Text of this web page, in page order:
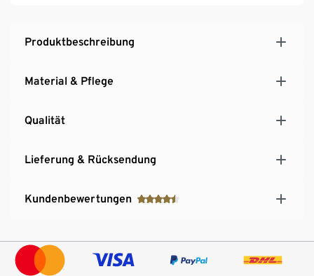
Produktbeschreibung
Material & Pflege
Qualität
Lieferung & Rücksendung
Kundenbewertungen